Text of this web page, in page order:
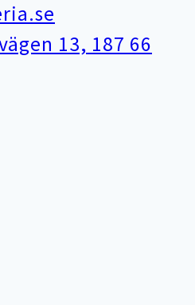
13, 187 66